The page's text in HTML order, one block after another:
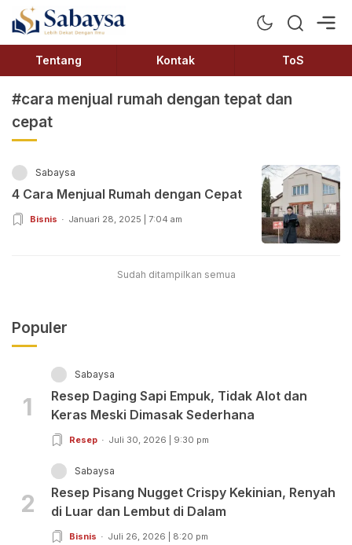
Sabaysa
Lebih Dekat Dengan Ilmu
Tentang Kontak ToS
#cara menjual rumah dengan tepat dan
cepat
Sabaysa
4 Cara Menjual Rumah dengan Cepat
Bisnis Januari 28, 2025 | 7:04 am
Sudah ditampilkan semua
Populer
1
Sabaysa
Resep Daging Sapi Empuk, Tidak Alot dan
Keras Meski Dimasak Sederhana
Resep Juli 30, 2026 | 9:30 pm
2
Sabaysa
Resep Pisang Nugget Crispy Kekinian, Renyah
di Luar dan Lembut di Dalam
Bisnis Juli 26, 2026 | 8:20 pm